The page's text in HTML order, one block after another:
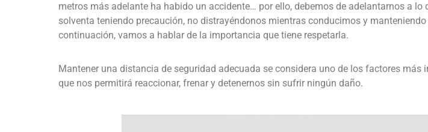
metros más adelante ha habido un accidente… por ello, debemos de adelantarnos a lo
solventa teniendo precaución, no distrayéndonos mientras conducimos y manteniendo
continuación, vamos a hablar de la importancia que tiene respetarla.
Mantener una distancia de seguridad adecuada se considera uno de los factores más
que nos permitirá reaccionar, frenar y detenernos sin sufrir ningún daño.